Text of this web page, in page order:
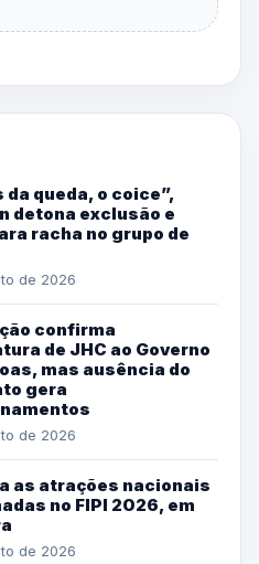
da queda, o coice”,
detona exclusão e
racha no grupo de
de 2026
confirma
de JHC ao Governo
mas ausência do
gera
de 2026
as atrações nacionais
no FIPI 2026, em
de 2026